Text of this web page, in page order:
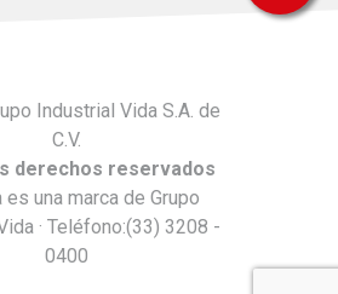
Industrial Vida S.A. de
C.V.
derechos reservados
es una marca de Grupo
· Teléfono:(33) 3208 -
0400